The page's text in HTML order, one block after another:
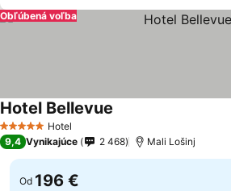
Obľúbená voľba
5 Počet hviezdičiek
Hotel
Hotel Bellevue
9,4 Vynikajúce 2 468 Mali Lošinj
Od 196 €